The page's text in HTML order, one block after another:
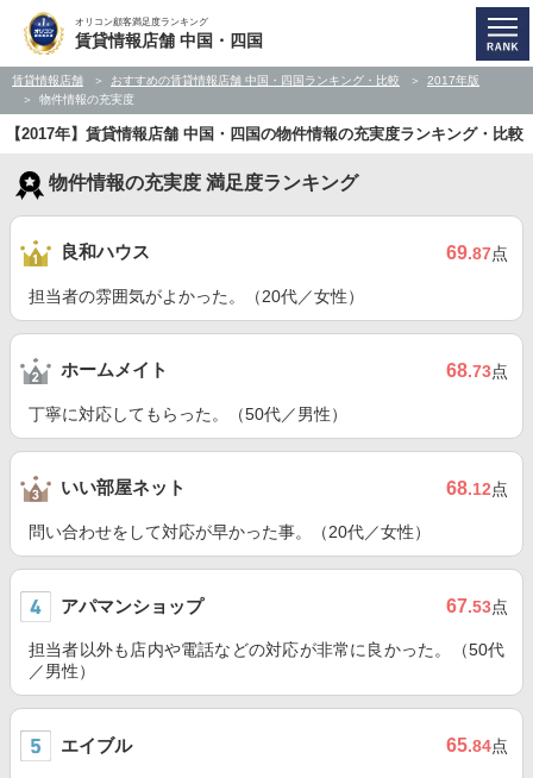
オリコン顧客満足度ランキング
賃貸情報店舗 中国・四国
賃貸情報店舗 おすすめの賃貸情報店舗 中国・四国ランキング・比較
2017年版
物件情報の充実度
【2017年】賃貸情報店舗 中国・四国の物件情報の充実度ランキング・比較
物件情報の充実度 満足度ランキング
良和ハウス 69.87点
担当者の雰囲気がよかった。（20代／女性）
ホームメイト 68.73点
丁寧に対応してもらった。（50代／男性）
いい部屋ネット 68.12点
問い合わせをして対応が早かった事。（20代／女性）
アパマンショップ 67.53点
担当者以外も店内や電話などの対応が非常に良かった。（50代
／男性）
エイブル 65.84点